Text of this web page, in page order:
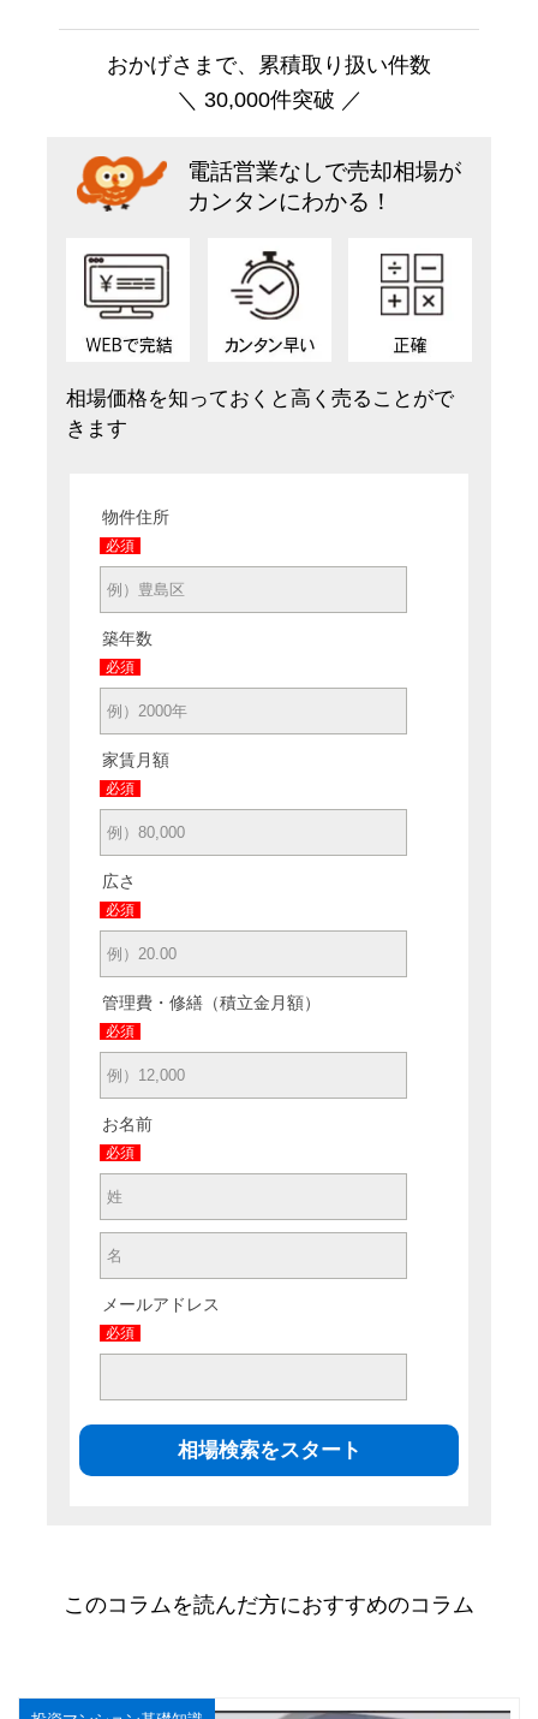
おかげさまで、累積取り扱い件数
＼ 30,000件突破 ／
電話営業なしで売却相場が
カンタンにわかる！
相場価格を知っておくと高く売ることがで
きます
物件住所
必須
築年数
必須
家賃月額
必須
広さ
必須
管理費・修繕（積立金月額）
必須
お名前
必須
メールアドレス
必須
このコラムを読んだ方におすすめのコラム